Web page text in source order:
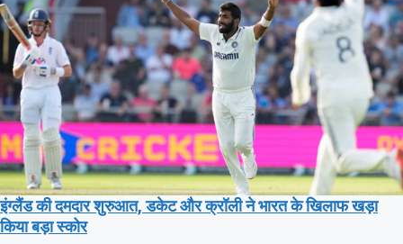
इंग्लैंड की दमदार शुरुआत, डकेट और क्रॉली ने भारत के खिलाफ खड़ा
किया बड़ा स्कोर